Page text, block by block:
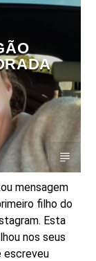
mensagem
filho do
Esta
nos seus
escreveu